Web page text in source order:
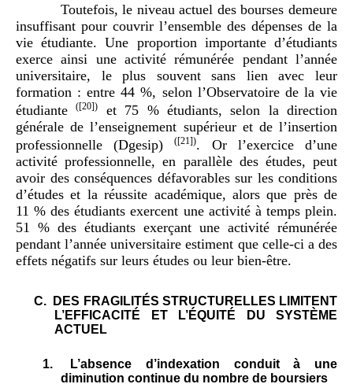
Toutefois, le niveau actuel des bourses demeure
insuffisant pour couvrir l’ensemble des dépenses de la
vie étudiante. Une proportion importante d’étudiants
exerce ainsi une activité rémunérée pendant l’année
universitaire, le plus souvent sans lien avec leur
formation : entre 44 %, selon l’Observatoire de la vie
étudiante([20])
et 75 % étudiants, selon la direction
générale de l’enseignement supérieur et de l’insertion
professionnelle (Dgesip)([21]). Or l’exercice d’une
activité professionnelle, en parallèle des études, peut
avoir des conséquences défavorables sur les conditions
d’études et la réussite académique, alors que près de
11 % des étudiants exercent une activité à temps plein.
51 % des étudiants exerçant une activité rémunérée
pendant l’année universitaire estiment que celle-ci a des
effets négatifs sur leurs études ou leur bien-être.
DES FRAGILITÉS STRUCTURELLES LIMITENT
L’EFFICACITÉ ET L’ÉQUITÉ DU SYSTÈME
ACTUEL
L’absence d’indexation conduit à une
diminution continue du nombre de boursiers